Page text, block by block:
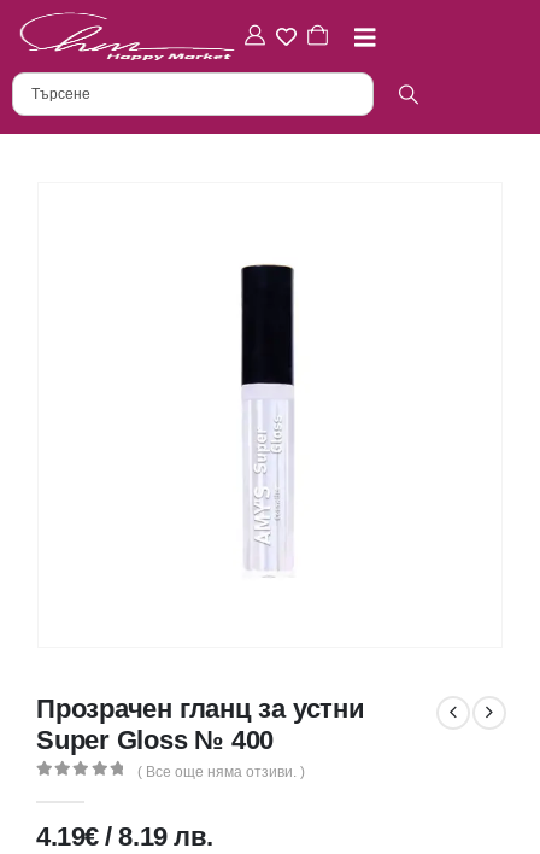
Прозрачен гланц за устни
Super Gloss № 400
( Все още няма отзиви. )
4.19€ /8.19лв.